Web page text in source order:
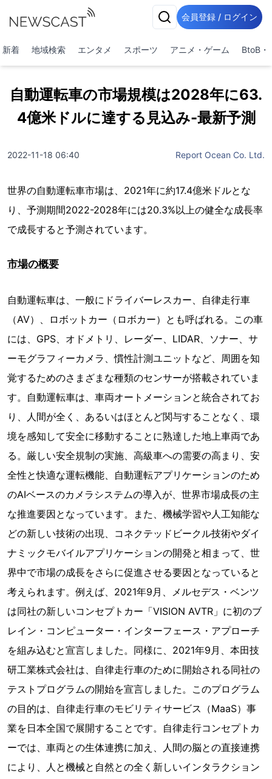
会員登録 / ログイン
新着 地域検索 エンタメ スポーツ アニメ・ゲーム BtoB・
自動運転車の市場規模は2028年に63.
4億米ドルに達する見込み-最新予測
2022-11-18 06:40 Report Ocean Co. Ltd.
世界の自動運転車市場は、2021年に約17.4億米ドルとな
り、予測期間2022-2028年には20.3%以上の健全な成長率
で成長すると予測されています。
市場の概要
自動運転車は、一般にドライバーレスカー、自律走行車
（AV）、ロボットカー（ロボカー）とも呼ばれる。この車
には、GPS、オドメトリ、レーダー、LIDAR、ソナー、サ
ーモグラフィーカメラ、慣性計測ユニットなど、周囲を知
覚するためのさまざまな種類のセンサーが搭載されていま
す。自動運転車は、車両オートメーションと統合されてお
り、人間が全く、あるいはほとんど関与することなく、環
境を感知して安全に移動することに熟達した地上車両であ
る。厳しい安全規制の実施、高級車への需要の高まり、安
全性と快適な運転機能、自動運転アプリケーションのため
のAIベースのカメラシステムの導入が、世界市場成長の主
な推進要因となっています。また、機械学習や人工知能な
どの新しい技術の出現、コネクテッドビークル技術やダイ
ナミックモバイルアプリケーションの開発と相まって、世
界中で市場の成長をさらに促進させる要因となっていると
考えられます。例えば、2021年9月、メルセデス・ベンツ
は同社の新しいコンセプトカー「VISION AVTR」に初のブ
レイン・コンピューター・インターフェース・アプローチ
を組み込むと宣言しました。同様に、2021年9月、本田技
研工業株式会社は、自律走行車のために開始される同社の
テストプログラムの開始を宣言しました。このプログラム
の目的は、自律走行車のモビリティサービス（MaaS）事
業を日本全国で展開することです。自律走行コンセプトカ
ーでは、車両との生体連携に加え、人間の脳との直接連携
により、人と機械と自然との全く新しいインタラクション